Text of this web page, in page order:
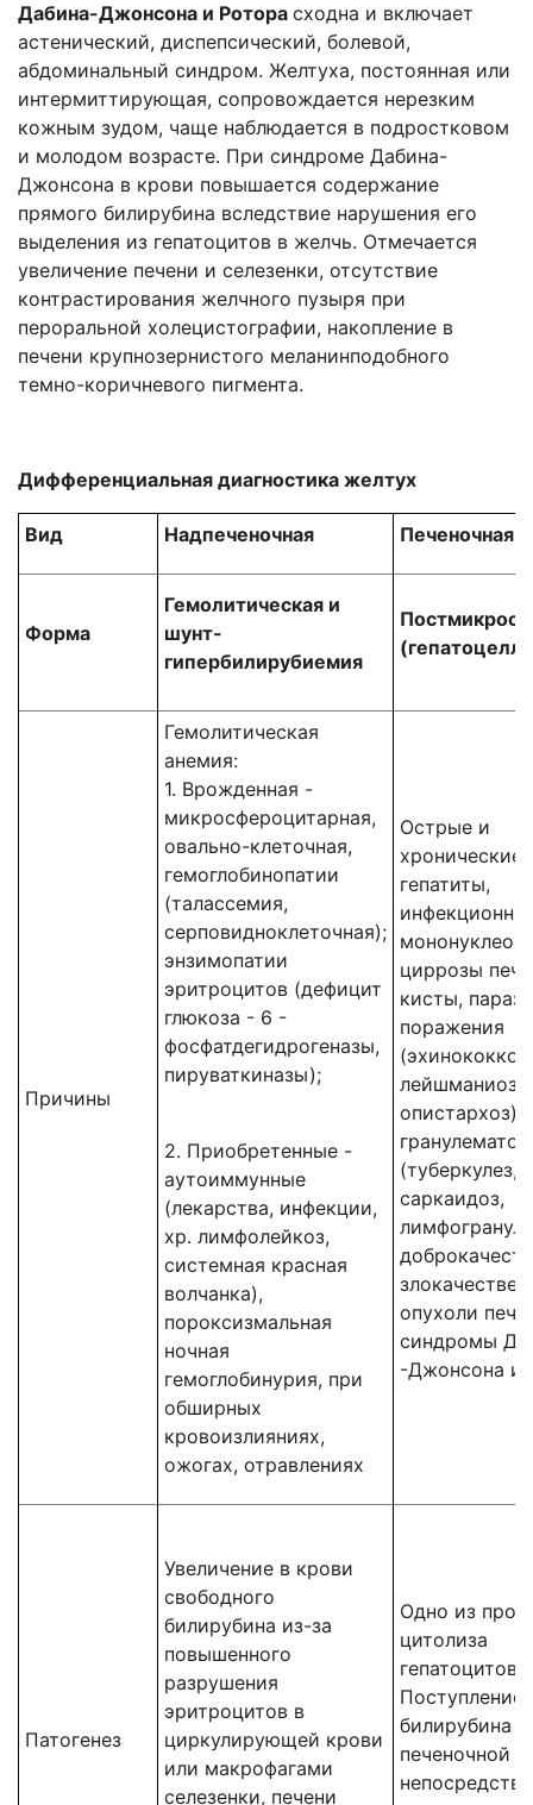
Дабина-Джонсона и Ротора сходна и включает
астенический, диспепсический, болевой,
абдоминальный синдром. Желтуха, постоянная или
интермиттирующая, сопровождается нерезким
кожным зудом, чаще наблюдается в подростковом
и молодом возрасте. При синдроме Дабина-
Джонсона в крови повышается содержание
прямого билирубина вследствие нарушения его
выделения из гепатоцитов в желчь. Отмечается
увеличение печени и селезенки, отсутствие
контрастирования желчного пузыря при
пероральной холецистографии, накопление в
печени крупнозернистого меланинподобного
темно-коричневого пигмента.
Дифференциальная диагностика желтух
Вид Надпеченочная Печеночная
Форма
Гемолитическая и
шунт-
гипербилирубиемия
Причины
Гемолитическая
анемия:
1. Врожденная -
микросфероцитарная,
овально-клеточная,
гемоглобинопатии
(талассемия,
серповидноклеточная);
энзимопатии
эритроцитов (дефицит
глюкоза - 6 -
фосфатдегидрогеназы,
пируваткиназы);
2. Приобретенные -
аутоиммунные
(лекарства, инфекции,
хр. лимфолейкоз,
системная красная
волчанка),
пороксизмальная
ночная
гемоглобинурия, при
обширных
кровоизлияниях,
ожогах, отравлениях
Острые и
хронические
гепатиты,
мононуклеоз,
циррозы
кисты,
поражения
(эхинококкоз,
лейшманиоз,
опистархоз),
(туберкулез,
саркаидоз,
опухоли
синдромы
-Джонсона и
Патогенез
Увеличение в крови
свободного
билирубина из-за
повышенного
разрушения
эритроцитов в
циркулирующей крови
или макрофагами
селезенки, печени
Одно из
цитолиза
гепатоцитов.
Поступление
билирубина
печеночной